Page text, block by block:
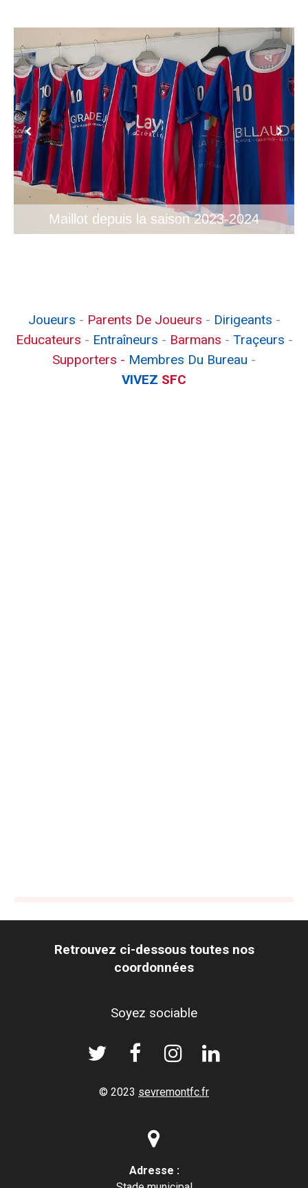
Maillot depuis la saison 2023-2024
Joueurs - Parents De Joueurs - Dirigeants -
Educateurs - Entraîneurs - Barmans - Traçeurs -
Supporters - Membres Du Bureau -
VIVEZ SFC
page. Contact support if the error persists.
Retrouvez ci-dessous toutes nos
coordonnées
Soyez sociable
   
© 2023 sevremontfc.fr

Adresse :